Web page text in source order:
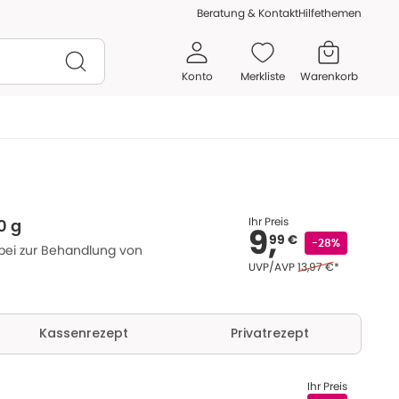
Beratung & KontaktHilfethemen
Konto Merkliste Warenkorb
g
zur Behandlung von
Ihr Preis
9,99 € -28%
UVP/AVPEhemaliger Preis (U
13,97 €*
Kassenrezept Privatrezept
Ihr Preis